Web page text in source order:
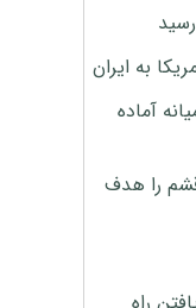
به ایران
آماده
در قشم را هدف